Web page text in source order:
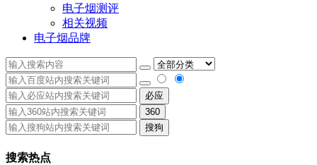
电子烟测评
相关视频
电子烟品牌
必应
360
搜狗
搜索热点